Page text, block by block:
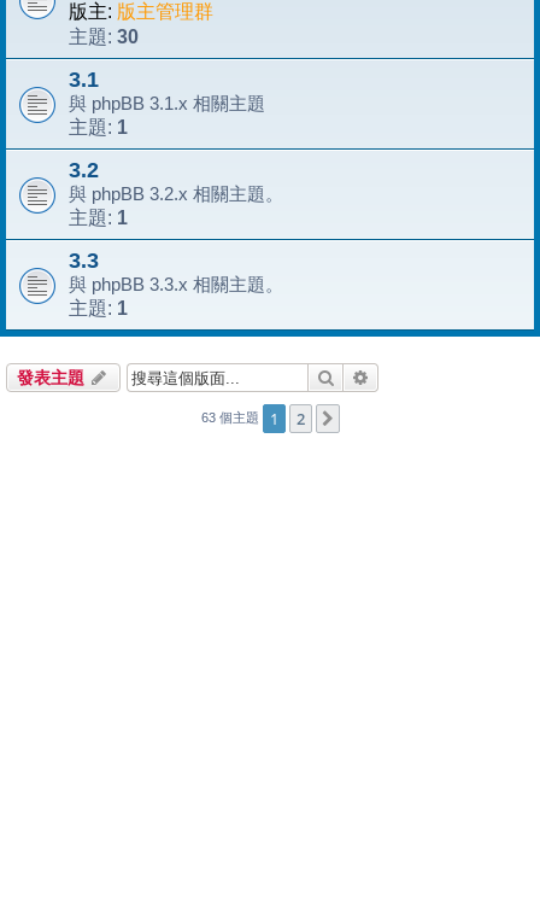
版主: 版主管理群
主題: 30
3.1
與 phpBB 3.1.x 相關主題
主題: 1
3.2
與 phpBB 3.2.x 相關主題。
主題: 1
3.3
與 phpBB 3.3.x 相關主題。
主題: 1
發表主題 搜尋
63 個主題 1 2